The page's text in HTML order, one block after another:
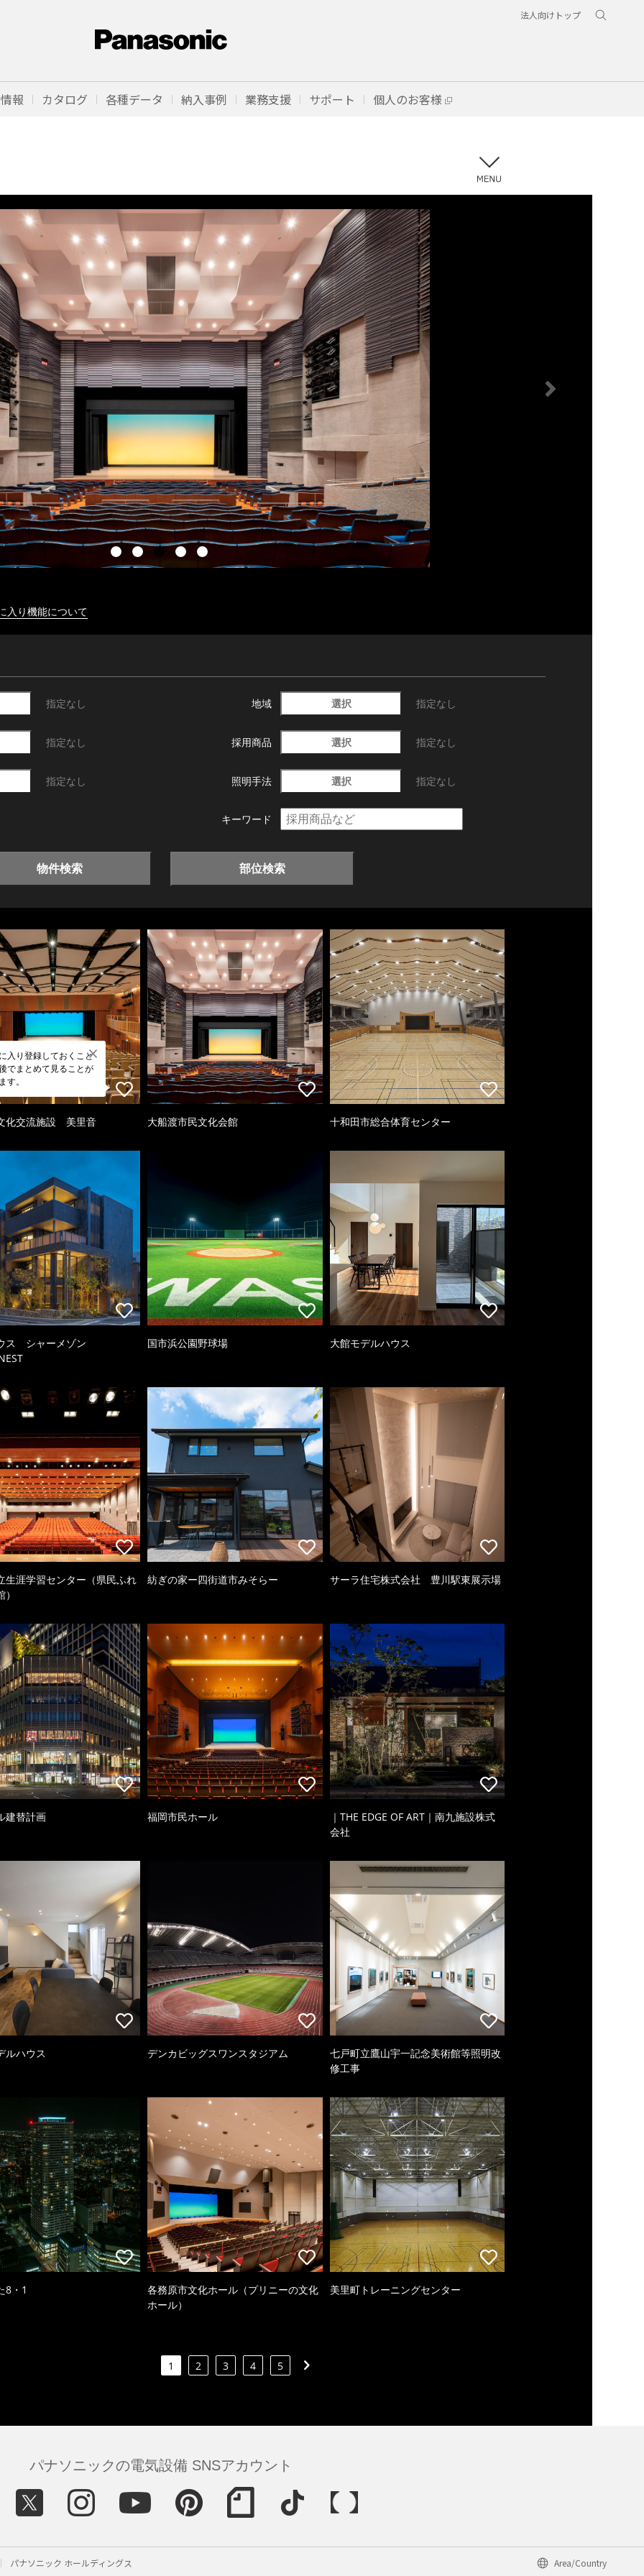
法人向けトップ
報 カタログ 各種データ 納入事例 業務支援 サポート 個人のお客様
入り機能について
指定なし 地域 選択 指定なし
指定なし 採用商品 選択 指定なし
指定なし 照明手法 選択 指定なし
キーワード
物件検索 部位検索
入り登録しておくこと
でまとめて見ることが
す。
化交流施設 美里音 大船渡市民文化会館 十和田市総合体育センター
ス シャーメゾン
国市浜公園野球場 大館モデルハウス
生涯学習センター（県民ふれ
紡ぎの家ー四街道市みそらー サーラ住宅株式会社 豊川駅東展示場
建替計画 福岡市民ホール
｜THE EDGE OF ART｜南九施設株式
会社
ルハウス デンカビッグスワンスタジアム
七戸町立鷹山宇一記念美術館等照明改
修工事
8・1
各務原市文化ホール（プリニーの文化
ホール）
美里町トレーニングセンター
1 2 3 4 5
パナソニックの電気設備 SNSアカウント
パナソニック ホールディングス Area/Country